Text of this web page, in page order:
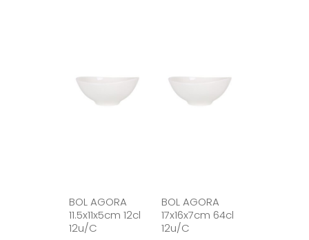
BOL AGORA
11.5x11x5cm 12cl
12u/c
BOL AGORA
17x16x7cm 64cl
12u/c